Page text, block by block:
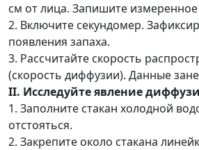
см от лица. Запишите измеренное
2. Включите секундомер.
появления запаха.
3. Рассчитайте скорость
(скорость диффузии). Данные
II. Исследуйте явление
1. Заполните стакан холодной
отстояться.
2. Закрепите около стакана